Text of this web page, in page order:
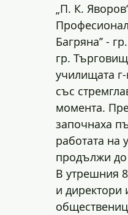
„П. К.
Багряна’’ -
гр.
училищата
със
момента.
започнаха
работата на
продължи до
В утрешния
и директори